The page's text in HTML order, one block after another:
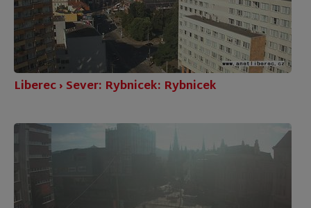
Liberec › Sever: Rybnicek: Rybnicek